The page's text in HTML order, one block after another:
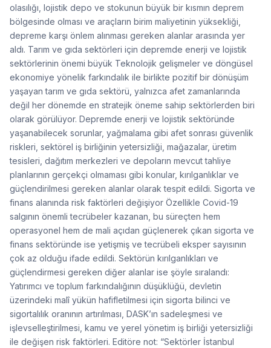
olasılığı, lojistik depo ve stokunun büyük bir kısmın deprem
bölgesinde olması ve araçların birim maliyetinin yüksekliği,
depreme karşı önlem alınması gereken alanlar arasında yer
aldı. Tarım ve gıda sektörleri için depremde enerji ve lojistik
sektörlerinin önemi büyük Teknolojik gelişmeler ve döngüsel
ekonomiye yönelik farkındalık ile birlikte pozitif bir dönüşüm
yaşayan tarım ve gıda sektörü, yalnızca afet zamanlarında
değil her dönemde en stratejik öneme sahip sektörlerden biri
olarak görülüyor. Depremde enerji ve lojistik sektöründe
yaşanabilecek sorunlar, yağmalama gibi afet sonrası güvenlik
riskleri, sektörel iş birliğinin yetersizliği, mağazalar, üretim
tesisleri, dağıtım merkezleri ve depoların mevcut tahliye
planlarının gerçekçi olmaması gibi konular, kırılganlıklar ve
güçlendirilmesi gereken alanlar olarak tespit edildi. Sigorta ve
finans alanında risk faktörleri değişiyor Özellikle Covid-19
salgının önemli tecrübeler kazanan, bu süreçten hem
operasyonel hem de mali açıdan güçlenerek çıkan sigorta ve
finans sektöründe ise yetişmiş ve tecrübeli eksper sayısının
çok az olduğu ifade edildi. Sektörün kırılganlıkları ve
güçlendirmesi gereken diğer alanlar ise şöyle sıralandı:
Yatırımcı ve toplum farkındalığının düşüklüğü, devletin
üzerindeki malî yükün hafifletilmesi için sigorta bilinci ve
sigortalılık oranının artırılması, DASK’ın sadeleşmesi ve
işlevselleştirilmesi, kamu ve yerel yönetim iş birliği yetersizliği
ile değişen risk faktörleri. Editöre not: “Sektörler İstanbul